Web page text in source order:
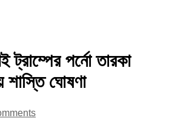
পর্নো তারকা
শাস্তি ঘোষণা